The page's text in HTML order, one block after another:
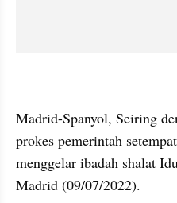
Madrid-Spanyol, Seiring
prokes pemerintah
menggelar ibadah shalat
Madrid (09/07/2022).